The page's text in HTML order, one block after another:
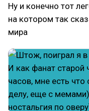
Ну и конечно тот
на котором так
мира